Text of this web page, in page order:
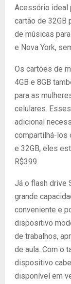
Acessório ideal
cartão de 32GB
de músicas
e Nova York,
Os cartões de
4GB e 8GB
para as
celulares.
adicional
compartilhá-los
e 32GB, eles
R$399.
Já o flash drive
grande
conveniente e
dispositivo
de trabalhos,
de aula. Com o
dispositivo
disponível em